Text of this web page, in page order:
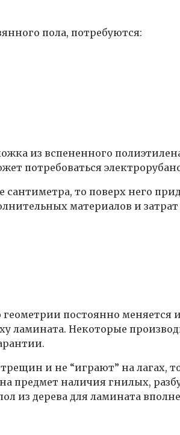
пола, потребуются:
из вспененного
потребоваться
то поверх него
материалов и
постоянно
ламината. Некоторые
и не “играют” на лагах,
предмет наличия гнилых,
из дерева для ламината